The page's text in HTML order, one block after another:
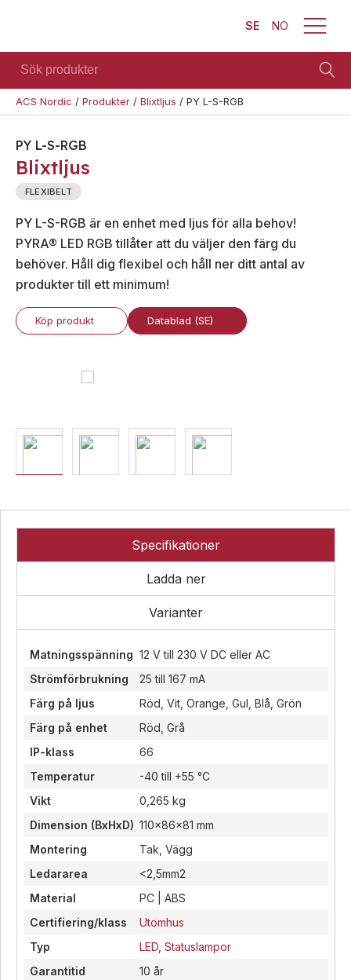
SE NO
Se alla
kategorier
Se alla
produkter
Teknisk
Brand
Larmsystem
Larmklockor
MED-
klassade
enheter
Larmsystem
Industri
Sirener
enheter
Blixtljus
Larmklockor
Sök
produkter
ACS Nordic / Produkter / Blixtljus / PY L-S-RGB
PY L-S-RGB
Blixtljus
FLEXIBELT
PY L-S-RGB är en enhet med ljus för alla behov!
PYRA® LED RGB tillåter att du väljer den färg du
behöver. Håll dig flexibel och håll ner ditt antal av
produkter till ett minimum!
Köp produkt Datablad (SE)
Specifikationer
Ladda ner
Varianter
Matningsspänning 12 V till 230 V DC eller AC
Strömförbrukning
25 till 167 mA
Färg på ljus
Röd, Vit, Orange, Gul, Blå, Grön
Färg på enhet
Röd, Grå
IP-klass
66
Temperatur
-40 till +55 °C
Vikt
0,265 kg
Dimension (BxHxD) 110x86x81 mm
Montering
Tak, Vägg
Ledararea
<2,5mm2
Material
PC | ABS
Certifiering/klass
Utomhus
Typ
LED Statuslampor
Garantitid
10 år